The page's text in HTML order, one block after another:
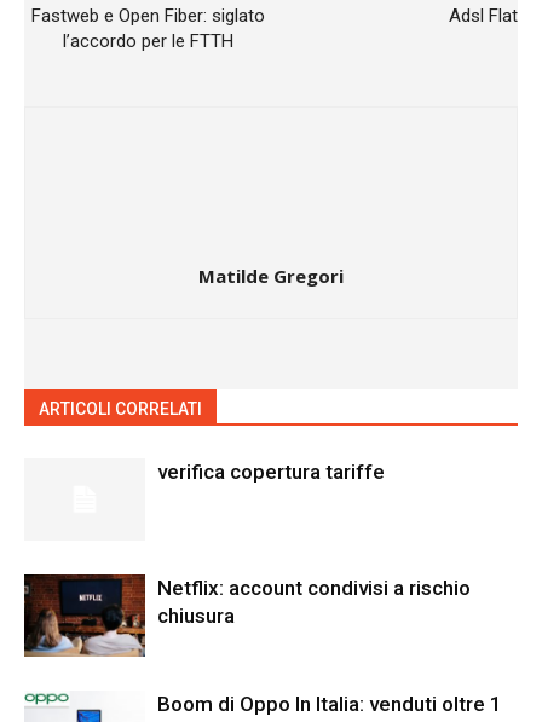
Fastweb e Open Fiber: siglato
l’accordo per le FTTH
Adsl Flat
Matilde Gregori
ARTICOLI CORRELATI
verifica copertura tariffe
Netflix: account condivisi a rischio
chiusura
Boom di Oppo In Italia: venduti oltre 1